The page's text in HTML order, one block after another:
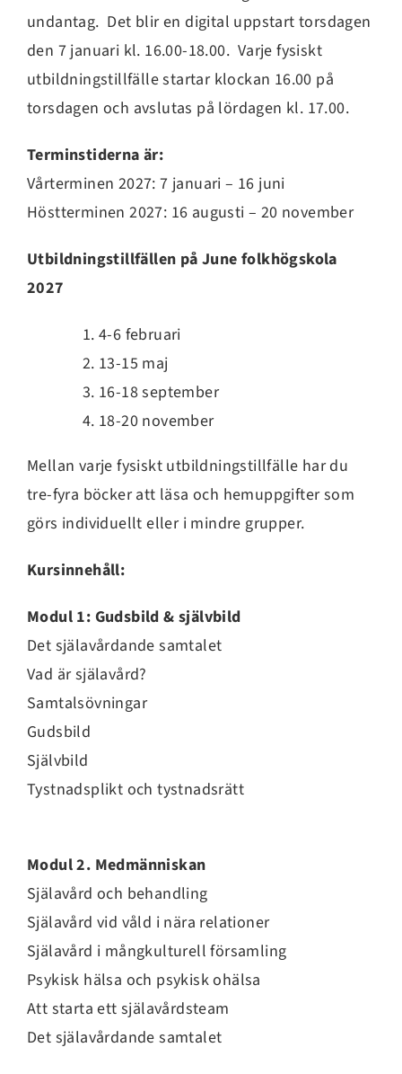
undantag. Det blir en digital uppstart torsdagen
den 7 januari kl. 16.00-18.00. Varje fysiskt
utbildningstillfälle startar klockan 16.00 på
torsdagen och avslutas på lördagen kl. 17.00.
Terminstiderna är:
Vårterminen 2027: 7 januari – 16 juni
Höstterminen 2027: 16 augusti – 20 november
Utbildningstillfällen på June folkhögskola
2027
4-6 februari
13-15 maj
16-18 september
18-20 november
Mellan varje fysiskt utbildningstillfälle har du
tre-fyra böcker att läsa och hemuppgifter som
görs individuellt eller i mindre grupper.
Kursinnehåll:
Modul 1: Gudsbild & självbild
Det själavårdande samtalet
Vad är själavård?
Samtalsövningar
Gudsbild
Självbild
Tystnadsplikt och tystnadsrätt
Modul 2. Medmänniskan
Själavård och behandling
Själavård vid våld i nära relationer
Själavård i mångkulturell församling
Psykisk hälsa och psykisk ohälsa
Att starta ett själavårdsteam
Det själavårdande samtalet